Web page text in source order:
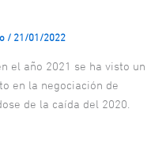
/ 21/01/2022
el año 2021 se ha visto un
en la negociación de
de la caída del 2020.